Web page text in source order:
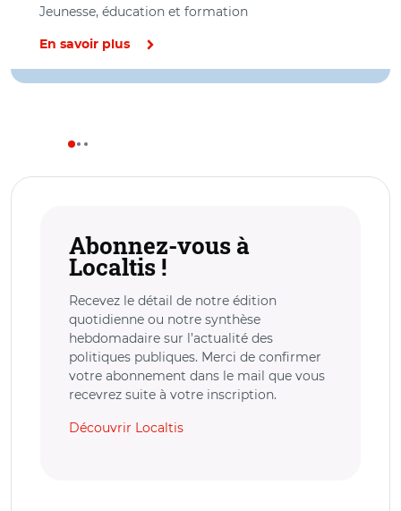
Jeunesse, éducation et formation
En savoir plus
Abonnez-vous à
Localtis !
Recevez le détail de notre édition
quotidienne ou notre synthèse
hebdomadaire sur l’actualité des
politiques publiques. Merci de confirmer
votre abonnement dans le mail que vous
recevrez suite à votre inscription.
Découvrir Localtis